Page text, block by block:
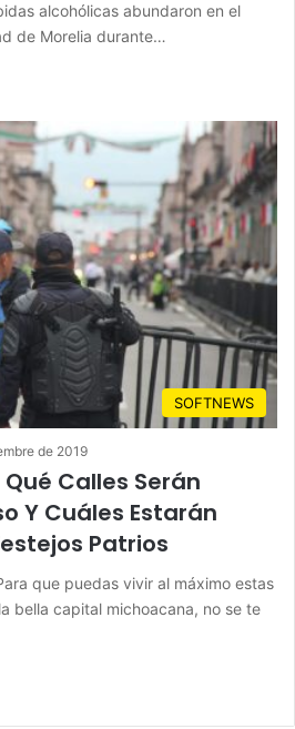
alcohólicas abundaron en el
de Morelia durante…
SOFTNEWS
de 2019
Calles Serán
Y Cuáles Estarán
Patrios
que puedas vivir al máximo estas
bella capital michoacana, no se te